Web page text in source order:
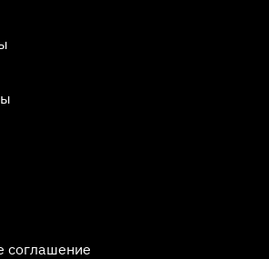
соглашение